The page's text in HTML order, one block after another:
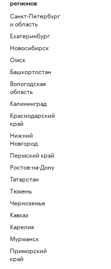
регионов
Санкт-Петербург
и область
Екатеринбург
Новосибирск
Омск
Башкортостан
Вологодская
область
Калининград
Краснодарский
край
Нижний
Новгород
Пермский край
Ростов-на-Дону
Татарстан
Тюмень
Черноземье
Кавказ
Карелия
Мурманск
Приморский
край